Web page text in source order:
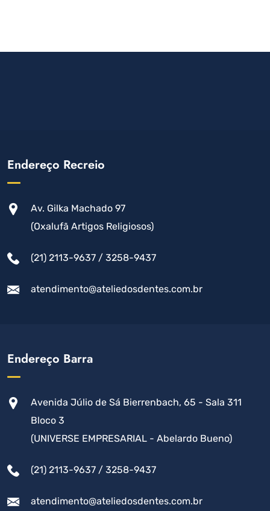
Endereço Recreio
Av. Gilka Machado 97
(Oxalufã Artigos Religiosos)
(21) 2113-9637 / 3258-9437
atendimento@ateliedosdentes.com.br
Endereço Barra
Avenida Júlio de Sá Bierrenbach, 65 - Sala 311
Bloco 3
(UNIVERSE EMPRESARIAL - Abelardo Bueno)
(21) 2113-9637 / 3258-9437
atendimento@ateliedosdentes.com.br